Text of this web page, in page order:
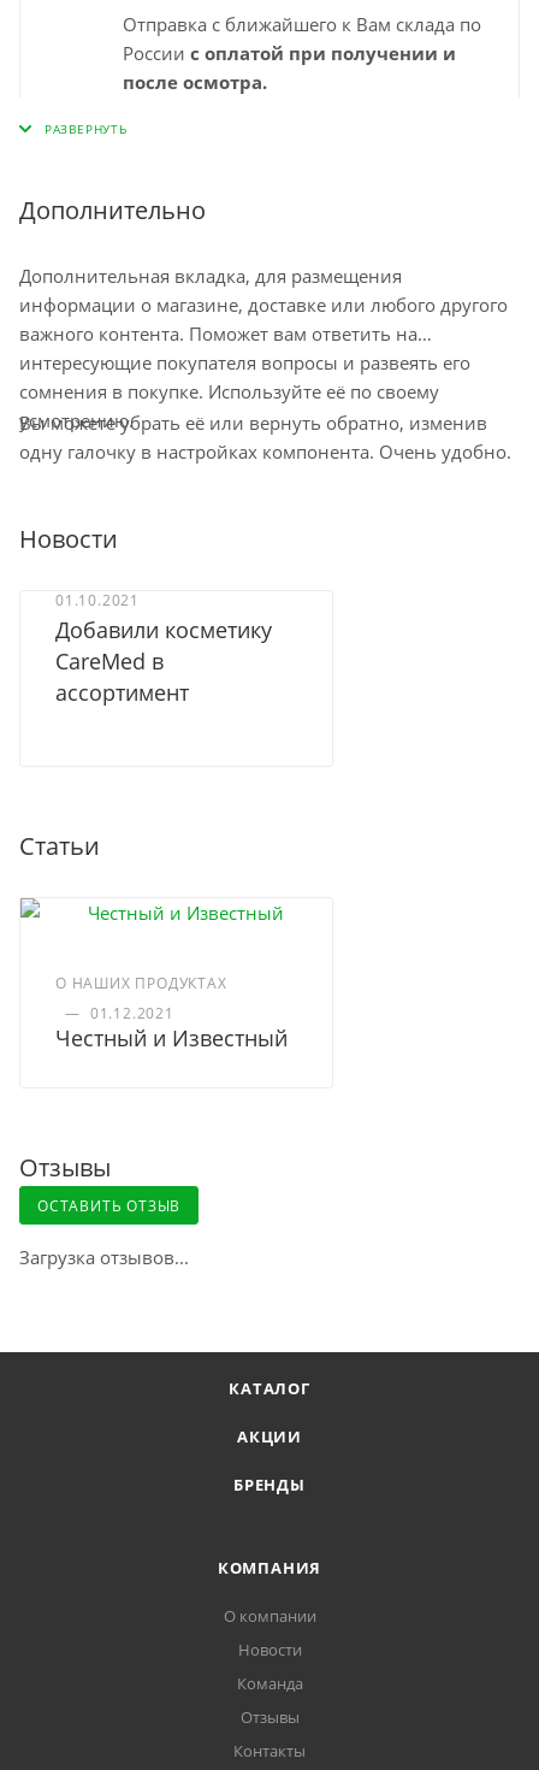
Отправка с ближайшего к Вам склада по
России с оплатой при получении и
после осмотра.
самовывоза СДЭК и забирайте заказ
"ориентировочно" на странице
наличия на ближайшем складе.
Минимальный срок доставки – 1-2
рабочих дня. Срок ожидания заказа в
пункте самовывоза до 10 дней
Остались вопросы по доставке
напишите нам?
Доставка курьером СДЭК по России
Дополнительно
Дополнительная вкладка, для размещения
информации о магазине, доставке или любого другого
важного контента. Поможет вам ответить на
интересующие покупателя вопросы и развеять его
сомнения в покупке. Используйте её по своему
усмотрению.
Вы можете убрать её или вернуть обратно, изменив
одну галочку в настройках компонента. Очень удобно.
Новости
01.10.2021
Добавили косметику
CareMed в
ассортимент
Статьи
О НАШИХ ПРОДУКТАХ
— 01.12.2021
Честный и Известный
Отзывы
ОСТАВИТЬ ОТЗЫВ
Загрузка отзывов...
КАТАЛОГ
АКЦИИ
БРЕНДЫ
КОМПАНИЯ
О компании
Новости
Команда
Отзывы
Контакты